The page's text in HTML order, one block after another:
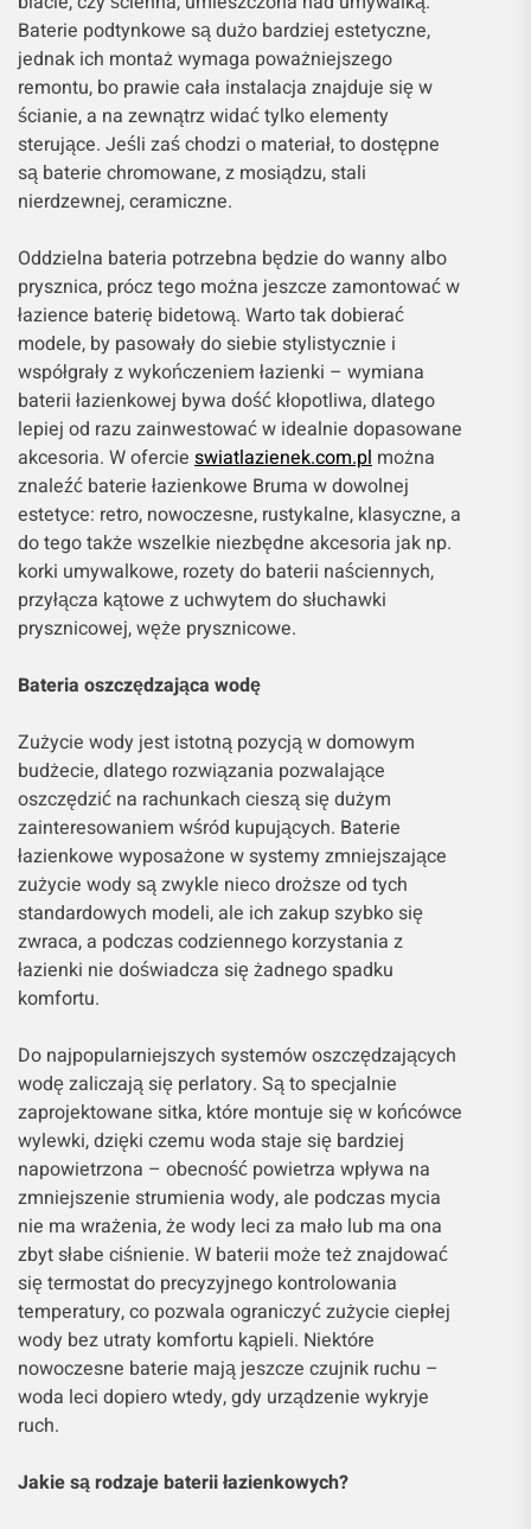
Baterie podtynkowe są dużo bardziej estetyczne,
jednak ich montaż wymaga poważniejszego
remontu, bo prawie cała instalacja znajduje się w
ścianie, a na zewnątrz widać tylko elementy
sterujące. Jeśli zaś chodzi o materiał, to dostępne
są baterie chromowane, z mosiądzu, stali
nierdzewnej, ceramiczne.
Oddzielna bateria potrzebna będzie do wanny albo
prysznica, prócz tego można jeszcze zamontować w
łazience baterię bidetową. Warto tak dobierać
modele, by pasowały do siebie stylistycznie i
współgrały z wykończeniem łazienki – wymiana
baterii łazienkowej bywa dość kłopotliwa, dlatego
lepiej od razu zainwestować w idealnie dopasowane
akcesoria. W ofercie swiatlazienek.com.pl można
znaleźć baterie łazienkowe Bruma w dowolnej
estetyce: retro, nowoczesne, rustykalne, klasyczne, a
do tego także wszelkie niezbędne akcesoria jak np.
korki umywalkowe, rozety do baterii naściennych,
przyłącza kątowe z uchwytem do słuchawki
prysznicowej, węże prysznicowe.
Bateria oszczędzająca wodę
Zużycie wody jest istotną pozycją w domowym
budżecie, dlatego rozwiązania pozwalające
oszczędzić na rachunkach cieszą się dużym
zainteresowaniem wśród kupujących. Baterie
łazienkowe wyposażone w systemy zmniejszające
zużycie wody są zwykle nieco droższe od tych
standardowych modeli, ale ich zakup szybko się
zwraca, a podczas codziennego korzystania z
łazienki nie doświadcza się żadnego spadku
komfortu.
Do najpopularniejszych systemów oszczędzających
wodę zaliczają się perlatory. Są to specjalnie
zaprojektowane sitka, które montuje się w końcówce
wylewki, dzięki czemu woda staje się bardziej
napowietrzona – obecność powietrza wpływa na
zmniejszenie strumienia wody, ale podczas mycia
nie ma wrażenia, że wody leci za mało lub ma ona
zbyt słabe ciśnienie. W baterii może też znajdować
się termostat do precyzyjnego kontrolowania
temperatury, co pozwala ograniczyć zużycie ciepłej
wody bez utraty komfortu kąpieli. Niektóre
nowoczesne baterie mają jeszcze czujnik ruchu –
woda leci dopiero wtedy, gdy urządzenie wykryje
ruch.
Jakie są rodzaje baterii łazienkowych?